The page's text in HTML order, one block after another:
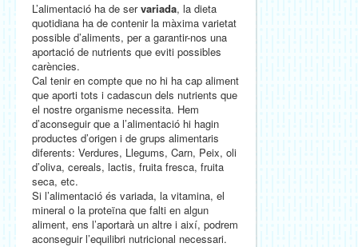
L’alimentació ha de servariada, la dieta
quotidiana ha de contenir la màxima varietat
possible d’aliments, per a garantir-nos una
aportació de nutrients que eviti possibles
carències.
Cal tenir en compte que no hi ha cap aliment
que aporti tots i cadascun dels nutrients que
el nostre organisme necessita. Hem
d’aconseguir que a l’alimentació hi hagin
productes d’origen i de grups alimentaris
diferents: Verdures, Llegums, Carn, Peix, oli
d’oliva, cereals, lactis, fruita fresca, fruita
seca, etc.
Si l’alimentació és variada, la vitamina, el
mineral o la proteïna que falti en algun
aliment, ens l’aportarà un altre i així, podrem
aconseguir l’equilibri nutricional necessari.